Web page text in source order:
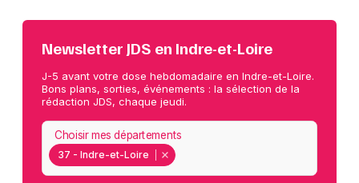
Newsletter JDS en Indre-et-Loire
J-5 avant votre dose hebdomadaire en Indre-et-Loire.
Bons plans, sorties, événements : la sélection de la
rédaction JDS, chaque jeudi.
37 - Indre-et-Loire
Choisir mes départements